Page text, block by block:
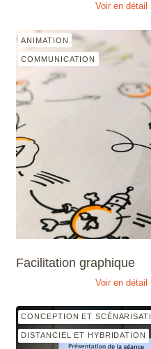
Voir en détail
ANIMATION
COMMUNICATION
Facilitation graphique
Voir en détail
CONCEPTION ET
DISTANCIEL ET HYBRIDATION